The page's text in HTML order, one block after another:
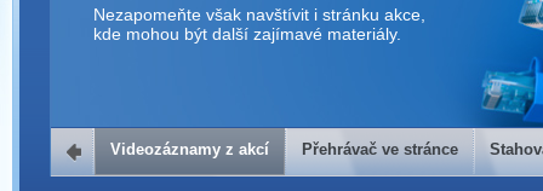
Nezapomeňte však navštívit i stránku akce,
kde mohou být další zajímavé materiály.
Přehrávač ve stránce
Videozáznamy z akcí Přehrávač ve stránce